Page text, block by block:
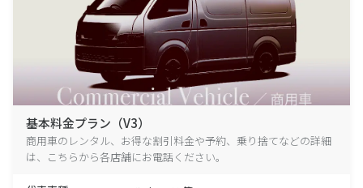
基本料金プラン（V3）
商用車のレンタル、お得な割引料金や予約、乗り捨てなどの詳細
は、こちらから各店舗にお電話ください。